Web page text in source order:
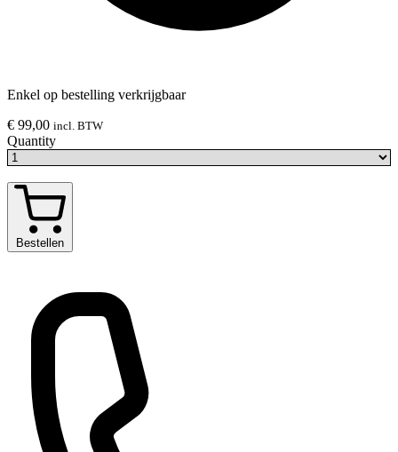
Enkel op bestelling verkrijgbaar
€ 99,00 incl. BTW
Quantity
Bestellen